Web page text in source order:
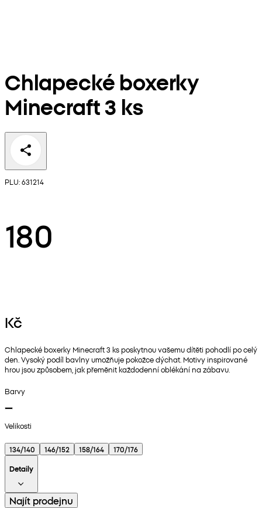
Chlapecké boxerky
Minecraft 3 ks
PLU: 631214
180
Kč
Chlapecké boxerky Minecraft 3 ks poskytnou vašemu dítěti pohodlí po celý
den. Vysoký podíl bavlny umožňuje pokožce dýchat. Motivy inspirované
hrou jsou způsobem, jak přeměnit každodenní oblékání na zábavu.
Barvy
Velikosti
134/140 146/152 158/164
170/176
Detaily
Najít prodejnu